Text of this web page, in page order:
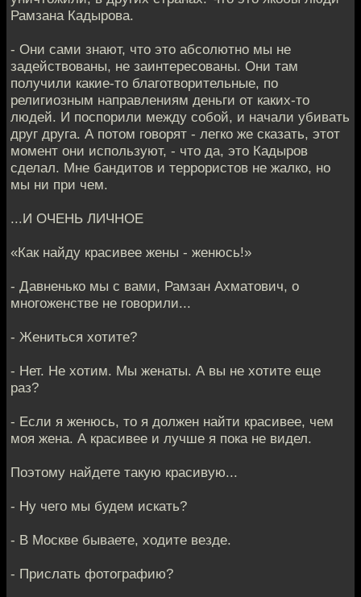
Рамзана Кадырова.
- Они сами знают, что это абсолютно мы не
задействованы, не заинтересованы. Они там
получили какие-то благотворительные, по
религиозным направлениям деньги от каких-то
людей. И поспорили между собой, и начали убивать
друг друга. А потом говорят - легко же сказать, этот
момент они используют, - что да, это Кадыров
сделал. Мне бандитов и террористов не жалко, но
мы ни при чем.
...И ОЧЕНЬ ЛИЧНОЕ
«Как найду красивее жены - женюсь!»
- Давненько мы с вами, Рамзан Ахматович, о
многоженстве не говорили...
- Жениться хотите?
- Нет. Не хотим. Мы женаты. А вы не хотите еще
раз?
- Если я женюсь, то я должен найти красивее, чем
моя жена. А красивее и лучше я пока не видел.
Поэтому найдете такую красивую...
- Ну чего мы будем искать?
- В Москве бываете, ходите везде.
- Прислать фотографию?